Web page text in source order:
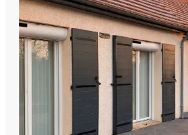
Découvrez nos Baies coulissantes et
aluminium avec pose par les équipes
DÉCOUVRIR